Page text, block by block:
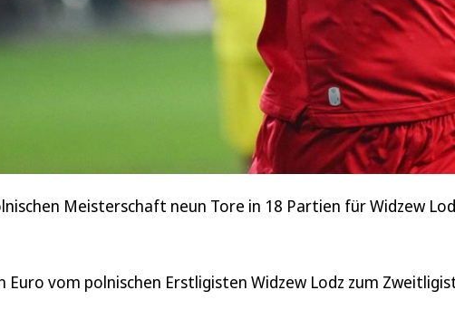
Meisterschaft neun Tore in 18 Partien für Widzew
vom polnischen Erstligisten Widzew Lodz zum